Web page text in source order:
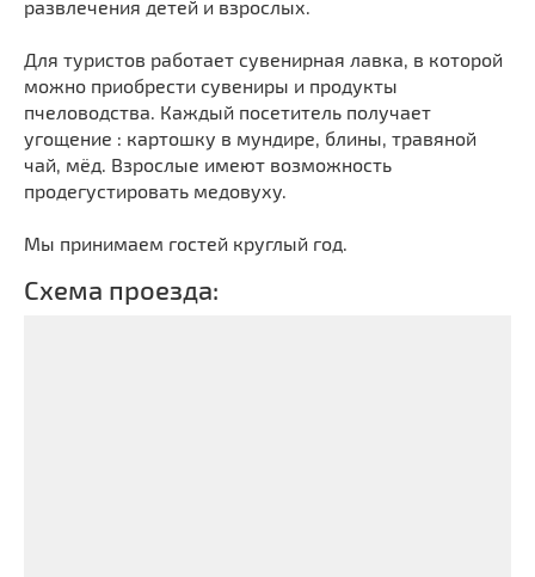
развлечения детей и взрослых.
Для туристов работает сувенирная лавка, в которой
можно приобрести сувениры и продукты
пчеловодства. Каждый посетитель получает
угощение : картошку в мундире, блины, травяной
чай, мёд. Взрослые имеют возможность
продегустировать медовуху.
Мы принимаем гостей круглый год.
Схема проезда: